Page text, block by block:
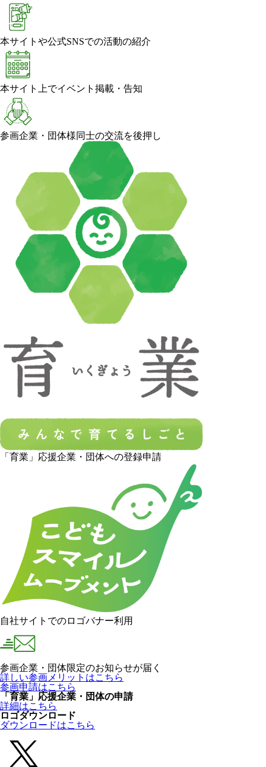
本サイトや公式SNSでの活動の紹介
本サイト上でイベント掲載・告知
参画企業・団体様同士の交流を後押し
「育業」応援企業・団体への登録申請
自社サイトでのロゴバナー利用
参画企業・団体限定のお知らせが届く
詳しい参画メリットはこちら
参画申請はこちら
「育業」応援企業・団体の申請
詳細はこちら
ロゴダウンロード
ダウンロードはこちら